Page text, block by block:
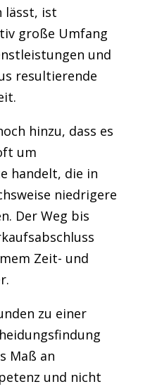
lässt, ist
große Umfang
und
resultierende
hinzu, dass es
um
handelt, die in
niedrigere
Der Weg bis
Zeit- und
zu einer
Maß an
und nicht